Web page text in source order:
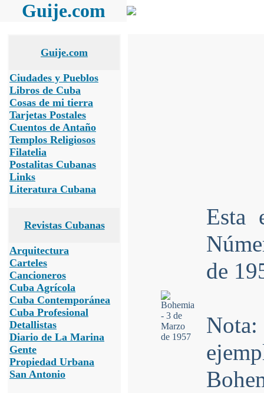
Guije.com
Guije.com
Ciudades y Pueblos
Libros de Cuba
Cosas de mi tierra
Tarjetas Postales
Cuentos de Antaño
Templos Religiosos
Filatelia
Postalitas Cubanas
Links
Literatura Cubana
Revistas Cubanas
Arquitectura
Carteles
Cancioneros
Cuba Agrícola
Cuba Contemporánea
Cuba Profesional
Detallistas
Diario de La Marina
Gente
Propiedad Urbana
San Antonio
Esta
de
Nota: